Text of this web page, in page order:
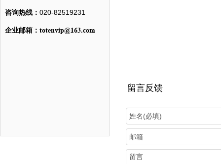
留言反馈
咨询热线： 020-82519231
企业邮箱： totenvip@163.com